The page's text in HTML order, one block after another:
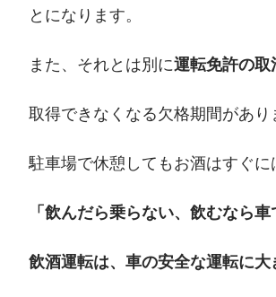
とになります。
また、それとは別に運転免許の取
取得できなくなる欠格期間があり
駐車場で休憩してもお酒はすぐに
「飲んだら乗らない、飲むなら車
飲酒運転は、車の安全な運転に